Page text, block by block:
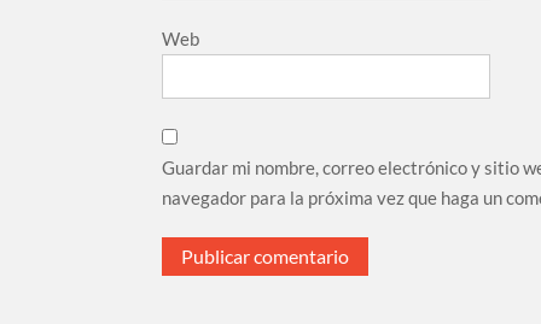
Web
Guardar mi nombre, correo electrónico y sitio
navegador para la próxima vez que haga un